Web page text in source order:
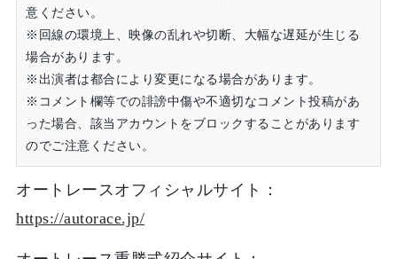
意ください。
※回線の環境上、映像の乱れや切断、大幅な遅延が生じる
場合があります。
※出演者は都合により変更になる場合があります。
※コメント欄等での誹謗中傷や不適切なコメント投稿があ
った場合、該当アカウントをブロックすることがあります
のでご注意ください。
オートレースオフィシャルサイト：
https://autorace.jp/